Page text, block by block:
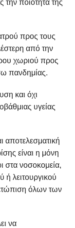
την ποιότητα της
προς τους
από την
χωριού προς
πανδημίας.
και όχι
υγείας
αποτελεσματική
είναι η μόνη
στα νοσοκομεία,
λειτουργικού
όλων των
να